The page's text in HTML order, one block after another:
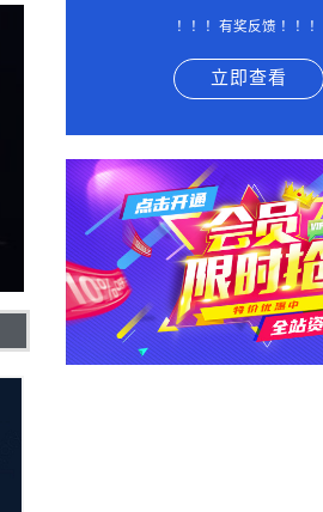
！！！有奖反馈 ！！！
立即查看